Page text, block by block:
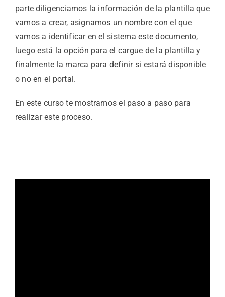
parte diligenciamos la información de la plantilla que
vamos a crear, asignamos un nombre con el que
vamos a identificar en el sistema este documento,
luego está la opción para el cargue de la plantilla y
finalmente la marca para definir si estará disponible
o no en el portal.
En este curso te mostramos el paso a paso para
realizar este proceso.